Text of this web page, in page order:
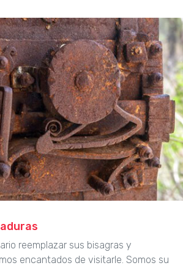
reemplazar sus bisagras y
encantados de visitarle. Somos su